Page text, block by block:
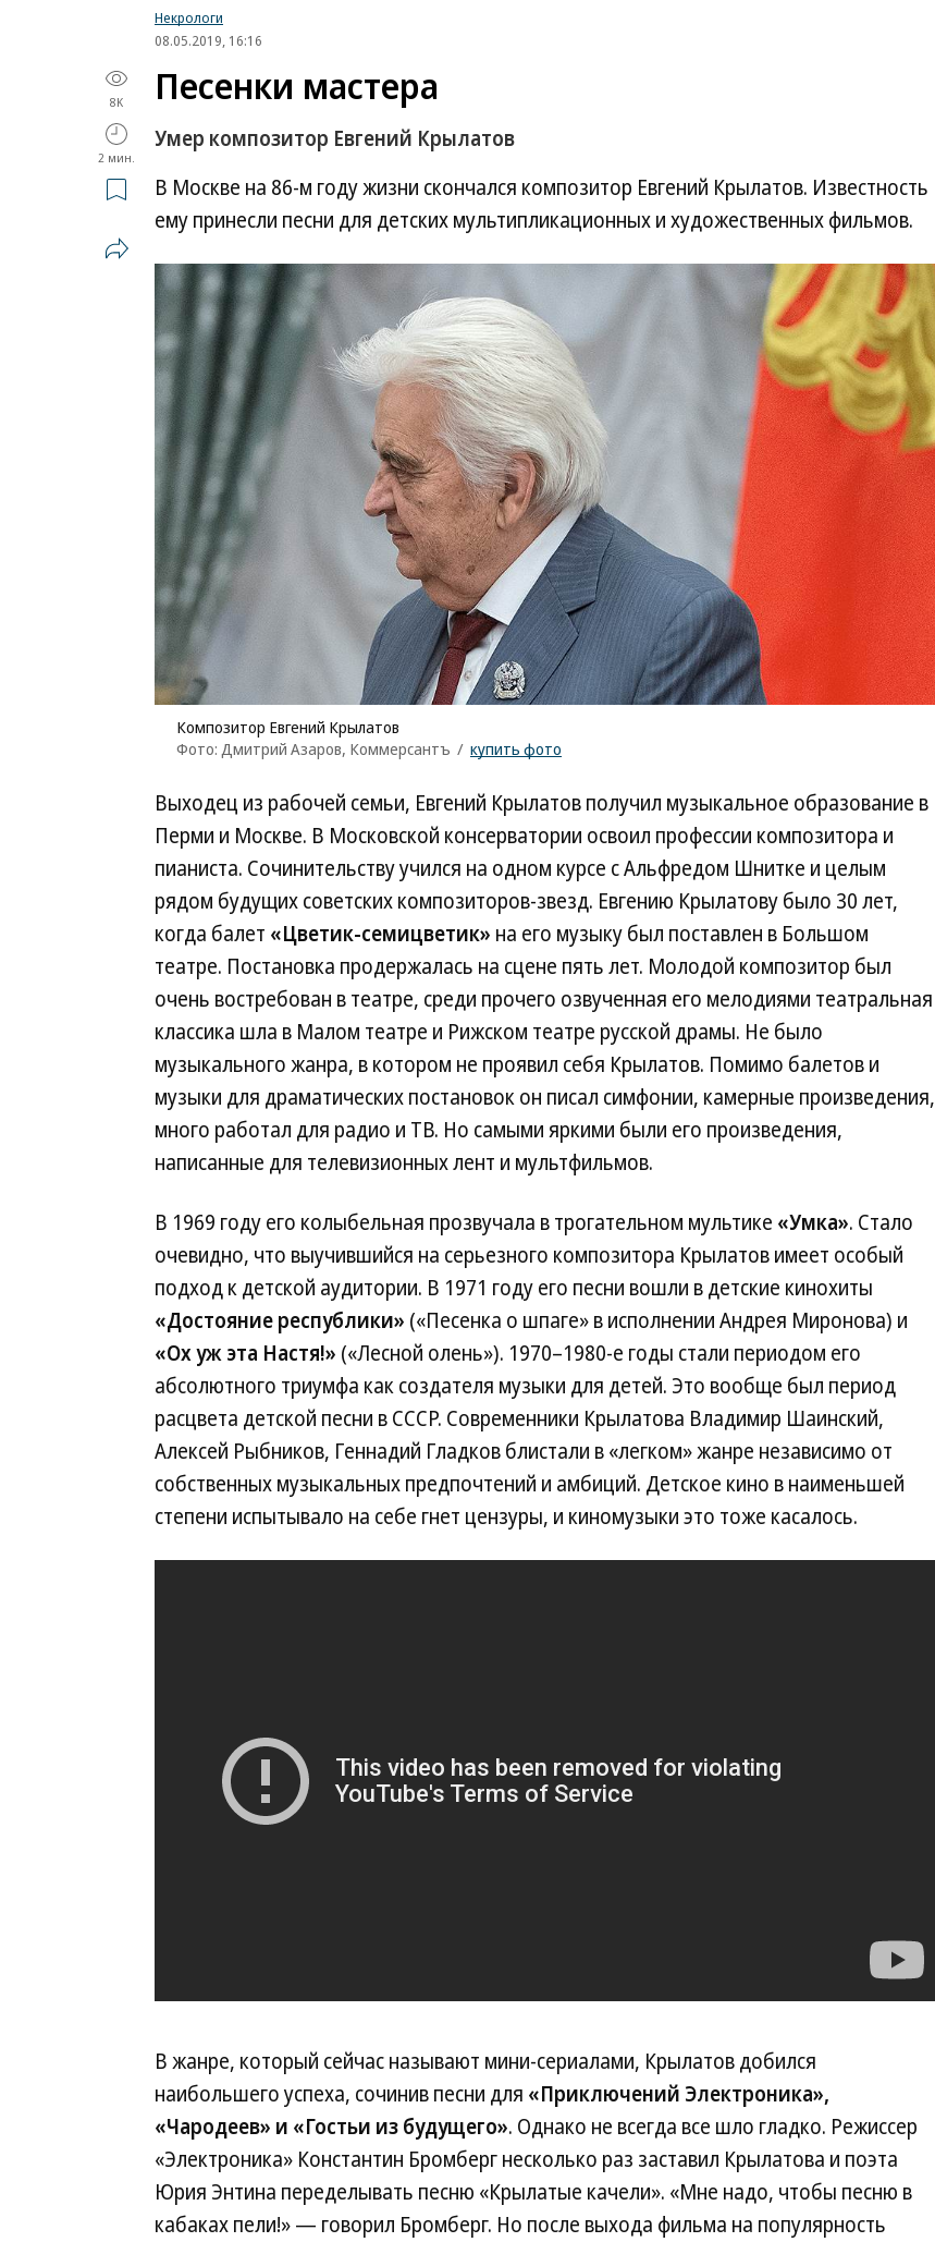
Некрологи
08.05.2019, 16:16
8K
2 мин.
Песенки мастера
Умер композитор Евгений Крылатов
В Москве на 86-м году жизни скончался композитор Евгений Крылатов. Известность
ему принесли песни для детских мультипликационных и художественных фильмов.
Композитор Евгений Крылатов
Фото: Дмитрий Азаров, Коммерсантъ / купить фото
Выходец из рабочей семьи, Евгений Крылатов получил музыкальное образование в
Перми и Москве. В Московской консерватории освоил профессии композитора и
пианиста. Сочинительству учился на одном курсе с Альфредом Шнитке и целым
рядом будущих советских композиторов-звезд. Евгению Крылатову было 30 лет,
когда балет «Цветик-семицветик» на его музыку был поставлен в Большом
театре. Постановка продержалась на сцене пять лет. Молодой композитор был
очень востребован в театре, среди прочего озвученная его мелодиями театральная
классика шла в Малом театре и Рижском театре русской драмы. Не было
музыкального жанра, в котором не проявил себя Крылатов. Помимо балетов и
музыки для драматических постановок он писал симфонии, камерные произведения,
много работал для радио и ТВ. Но самыми яркими были его произведения,
написанные для телевизионных лент и мультфильмов.
В 1969 году его колыбельная прозвучала в трогательном мультике «Умка». Стало
очевидно, что выучившийся на серьезного композитора Крылатов имеет особый
подход к детской аудитории. В 1971 году его песни вошли в детские кинохиты
«Достояние республики» («Песенка о шпаге» в исполнении Андрея Миронова) и
«Ох уж эта Настя!» («Лесной олень»). 1970–1980-е годы стали периодом его
абсолютного триумфа как создателя музыки для детей. Это вообще был период
расцвета детской песни в СССР. Современники Крылатова Владимир Шаинский,
Алексей Рыбников, Геннадий Гладков блистали в «легком» жанре независимо от
собственных музыкальных предпочтений и амбиций. Детское кино в наименьшей
степени испытывало на себе гнет цензуры, и киномузыки это тоже касалось.
В жанре, который сейчас называют мини-сериалами, Крылатов добился
наибольшего успеха, сочинив песни для «Приключений Электроника»,
«Чародеев» и «Гостьи из будущего». Однако не всегда все шло гладко. Режиссер
«Электроника» Константин Бромберг несколько раз заставил Крылатова и поэта
Юрия Энтина переделывать песню «Крылатые качели». «Мне надо, чтобы песню в
кабаках пели!» — говорил Бромберг. Но после выхода фильма на популярность